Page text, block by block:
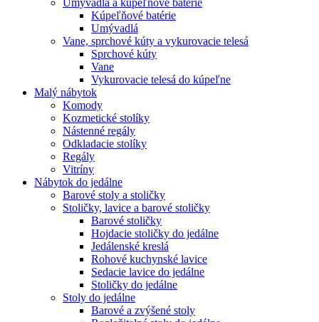
Kúpeľňové batérie
Umývadlá
Vane, sprchové kúty a vykurovacie telesá
Sprchové kúty
Vane
Vykurovacie telesá do kúpeľne
Malý nábytok
Komody
Kozmetické stolíky
Nástenné regály
Odkladacie stolíky
Regály
Vitríny
Nábytok do jedálne
Barové stoly a stoličky
Stoličky, lavice a barové stoličky
Barové stoličky
Hojdacie stoličky do jedálne
Jedálenské kreslá
Rohové kuchynské lavice
Sedacie lavice do jedálne
Stoličky do jedálne
Stoly do jedálne
Barové a zvýšené stoly